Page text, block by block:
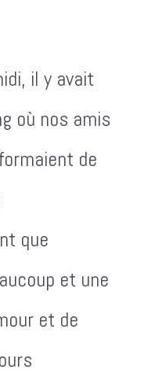
il y avait
où nos amis
de
que
et une
et de